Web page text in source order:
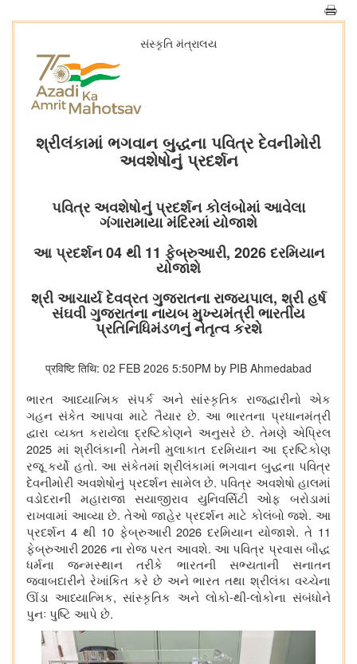
સંસ્કૃતિ મંત્રાલય
શ્રીલંકામાં ભગવાન બુદ્ધના પવિત્ર દેવનીમોરી
અવશેષોનું પ્રદર્શન
પવિત્ર અવશેષોનું પ્રદર્શન કોલંબોમાં આવેલા
ગંગારામાયા મંદિરમાં યોજાશે
આ પ્રદર્શન 04 થી 11 ફેબ્રુઆરી, 2026 દરમિયાન
યોજાશે
શ્રી આચાર્ય દેવવ્રત ગુજરાતના રાજ્યપાલ, શ્રી હર્ષ
સંઘવી ગુજરાતના નાયબ મુખ્યમંત્રી ભારતીય
પ્રતિનિધિમંડળનું નેતૃત્વ કરશે
प्रविष्टि तिथि: 02 FEB 2026 5:50PM by PIB Ahmedabad
ભારત આધ્યાત્મિક સંપર્ક અને સાંસ્કૃતિક રાજદ્વારીનો એક
ગહન સંકેત આપવા માટે તૈયાર છે. આ ભારતના પ્રધાનમંત્રી
દ્વારા વ્યક્ત કરાયેલા દ્રષ્ટિકોણને અનુસરે છે. તેમણે એપ્રિલ
2025 માં શ્રીલંકાની તેમની મુલાકાત દરમિયાન આ દ્રષ્ટિકોણ
રજૂ કર્યો હતો.આ સંકેતમાં શ્રીલંકામાં ભગવાન બુદ્ધના પવિત્ર
દેવનીમોરી અવશેષોનું પ્રદર્શન સામેલ છે.પવિત્ર અવશેષો હાલમાં
વડોદરાની મહારાજા સયાજીરાવ યુનિવર્સિટી ઓફ બરોડામાં
રાખવામાં આવ્યા છે.તેઓ જાહેર પ્રદર્શન માટે કોલંબો જશે.આ
પ્રદર્શન 4 થી 10 ફેબ્રુઆરી2026દરમિયાન યોજાશે.તે 11
ફેબ્રુઆરી2026 ના રોજ પરત આવશે.આ પવિત્ર પ્રવાસ બૌદ્ધ
ધર્મના જન્મસ્થાન તરીકે ભારતની સભ્યતાની સનાતન
જવાબદારીને રેખાંકિત કરે છે અને ભારત તથા શ્રીલંકા વચ્ચેના
ઊંડા આધ્યાત્મિક,સાંસ્કૃતિક અને લોકો-થી-લોકોના સંબંધોને
પુનઃ પુષ્ટિ આપે છે.